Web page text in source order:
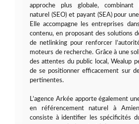
approche plus globale, combinant
naturel (SEO) et payant (SEA) pour
Elle accompagne les entreprises
contenu, en proposant des solutions
de netlinking pour renforcer
moteurs de recherche. Grâce à une
des attentes du public local, Wealup
de se positionner efficacement sur
pertinentes.
L’agence Arkée apporte également
en référencement naturel à
consiste à identifier les spécificités